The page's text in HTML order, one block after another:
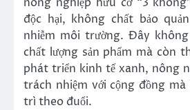
độc hại, không chất bảo
nhiễm môi trường. Đây
chất lượng sản phẩm mà còn
phát triển kinh tế xanh, nông
trách nhiệm với cộng đồng
trì theo đuổi.